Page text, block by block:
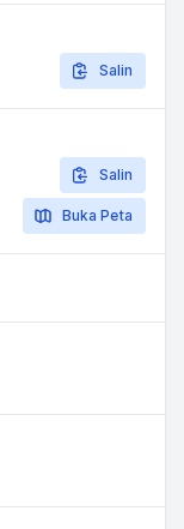
Salin
Salin
Buka Peta